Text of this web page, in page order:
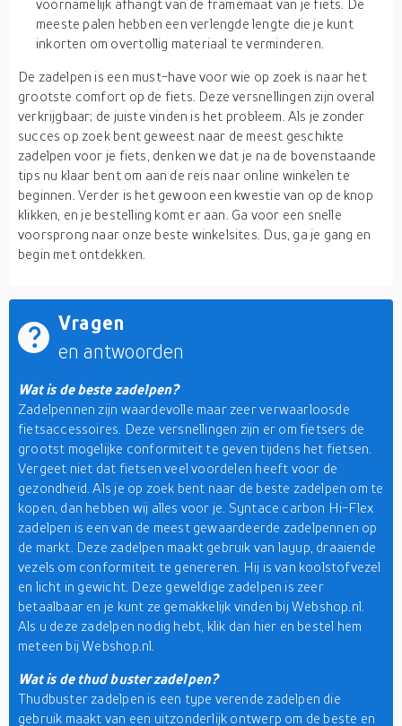
voornamelijk afhangt van de framemaat van je fiets. De
meeste palen hebben een verlengde lengte die je kunt
inkorten om overtollig materiaal te verminderen.
De zadelpen is een must-have voor wie op zoek is naar het
grootste comfort op de fiets. Deze versnellingen zijn overal
verkrijgbaar; de juiste vinden is het probleem. Als je zonder
succes op zoek bent geweest naar de meest geschikte
zadelpen voor je fiets, denken we dat je na de bovenstaande
tips nu klaar bent om aan de reis naar online winkelen te
beginnen. Verder is het gewoon een kwestie van op de knop
klikken, en je bestelling komt er aan. Ga voor een snelle
voorsprong naar onze beste winkelsites. Dus, ga je gang en
begin met ontdekken.
Vragen
en antwoorden
Wat is de beste zadelpen?
Zadelpennen zijn waardevolle maar zeer verwaarloosde
fietsaccessoires. Deze versnellingen zijn er om fietsers de
grootst mogelijke conformiteit te geven tijdens het fietsen.
Vergeet niet dat fietsen veel voordelen heeft voor de
gezondheid. Als je op zoek bent naar de beste zadelpen om te
kopen, dan hebben wij alles voor je. Syntace carbon Hi-Flex
zadelpen is een van de meest gewaardeerde zadelpennen op
de markt. Deze zadelpen maakt gebruik van layup, draaiende
vezels om conformiteit te genereren. Hij is van koolstofvezel
en licht in gewicht. Deze geweldige zadelpen is zeer
betaalbaar en je kunt ze gemakkelijk vinden bij Webshop.nl.
Als u deze zadelpen nodig hebt, klik dan hier en bestel hem
meteen bij Webshop.nl.
Wat is de thud buster zadelpen?
Thudbuster zadelpen is een type verende zadelpen die
gebruik maakt van een uitzonderlijk ontwerp om de beste en